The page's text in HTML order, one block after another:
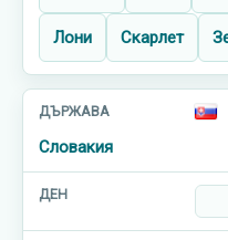
Лони Скарлет
Словакия